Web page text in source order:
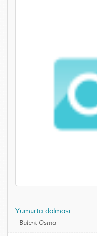
Yumurta dolması
- Bülent Osma